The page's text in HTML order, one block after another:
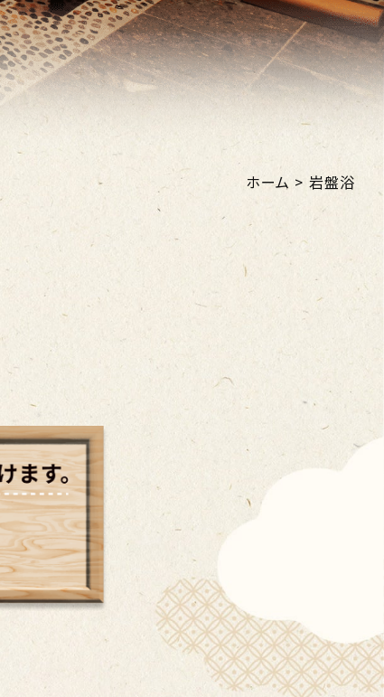
ホーム > 岩盤浴